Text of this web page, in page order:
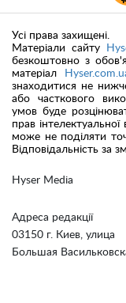
Hyser Media
Адреса редакції
03150 г. Киев, улица
Большая
Усі права захищені.
Матеріали сайту
безкоштовно з
матеріал
знаходитися не
або часткового
умов буде
прав
може не поділяти
Відповідальність за